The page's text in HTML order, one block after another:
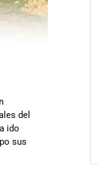
del
ido
sus